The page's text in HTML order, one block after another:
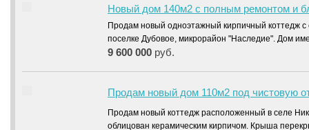
Новый дом 140м2 с полным ремонтом и
Продам новый одноэтажный кирпичный коттедж с
поселке Дубовое, микрорайон "Наследие". Дом
9 600 000 руб.
Продам новый дом 110м2 под чистовую
Продам новый коттедж расположенный в селе
облицован керамическим кирпичом. Крыша